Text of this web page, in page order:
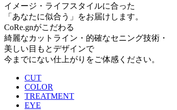
イメージ・ライフスタイルに合った
「あなたに似合う」をお届けします。
CoRe.gnがこだわる
綺麗なカットライン・的確なセニング技術・
美しい目もとデザインで
今までにない仕上がりをご体感ください。
CUT
COLOR
TREATMENT
EYE